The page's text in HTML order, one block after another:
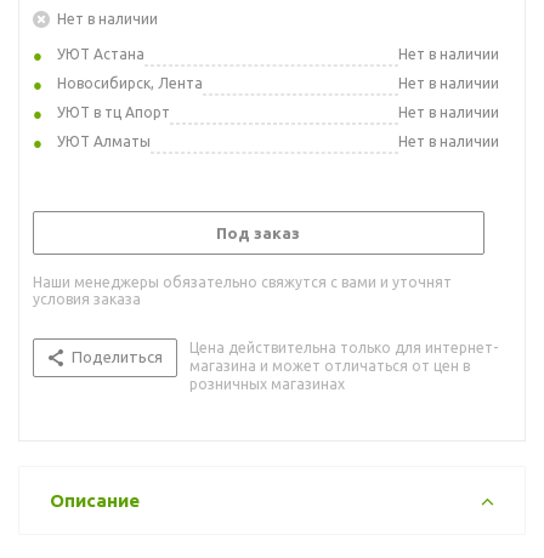
Нет в наличии
УЮТ Астана
Нет в наличии
Новосибирск, Лента
Нет в наличии
УЮТ в тц Апорт
Нет в наличии
УЮТ Алматы
Нет в наличии
Под заказ
Наши менеджеры обязательно свяжутся с вами и уточнят
условия заказа
Поделиться
Цена действительна только для интернет-
магазина и может отличаться от цен в
розничных магазинах
Описание